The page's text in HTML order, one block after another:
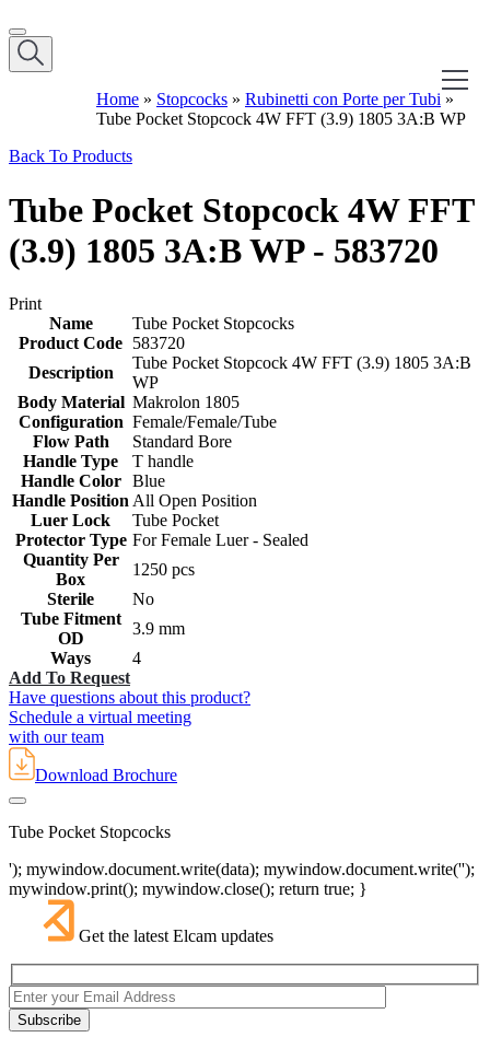
Home » Stopcocks » Rubinetti con Porte per Tubi »
Tube Pocket Stopcock 4W FFT (3.9) 1805 3A:B WP
Back To Products
Tube Pocket Stopcock 4W FFT
(3.9) 1805 3A:B WP - 583720
Print
Name
Tube Pocket Stopcocks
Product Code 583720
Description
Tube Pocket Stopcock 4W FFT (3.9) 1805 3A:B
WP
Body Material Makrolon 1805
Configuration Female/Female/Tube
Flow Path
Standard Bore
Handle Type
T handle
Handle Color
Blue
Handle Position All Open Position
Luer Lock
Tube Pocket
Protector Type For Female Luer - Sealed
Quantity Per
Box
1250 pcs
Sterile
No
Tube Fitment
OD
3.9 mm
Ways
4
Add To Request
Have questions about this product?
Schedule a virtual meeting
with our team
Download Brochure
Tube Pocket Stopcocks
'); mywindow.document.write(data); mywindow.document.write('');
mywindow.print(); mywindow.close(); return true; }
Get the latest Elcam updates